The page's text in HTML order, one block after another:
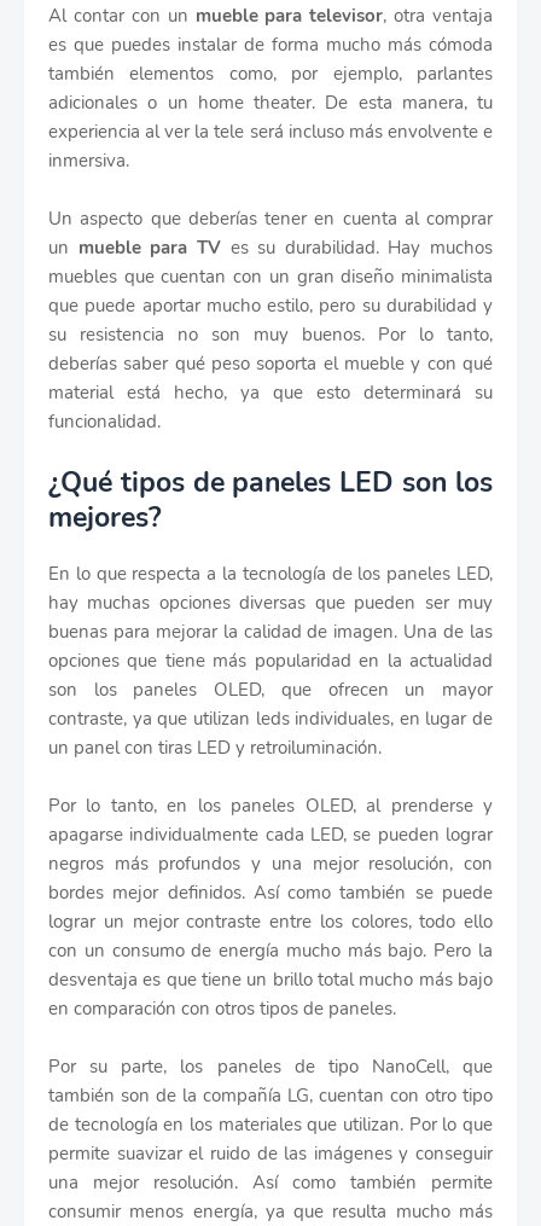
Al contar con un mueble para televisor, otra ventaja
es que puedes instalar de forma mucho más cómoda
también elementos como, por ejemplo, parlantes
adicionales o un home theater. De esta manera, tu
experiencia al ver la tele será incluso más envolvente e
inmersiva.
Un aspecto que deberías tener en cuenta al comprar
un mueble para TVes su durabilidad. Hay muchos
muebles que cuentan con un gran diseño minimalista
que puede aportar mucho estilo, pero su durabilidad y
su resistencia no son muy buenos. Por lo tanto,
deberías saber qué peso soporta el mueble y con qué
material está hecho, ya que esto determinará su
funcionalidad.
¿Qué tipos de paneles LED son los
mejores?
En lo que respecta a la tecnología de los paneles LED,
hay muchas opciones diversas que pueden ser muy
buenas para mejorar la calidad de imagen. Una de las
opciones que tiene más popularidad en la actualidad
son los paneles OLED, que ofrecen un mayor
contraste, ya que utilizan leds individuales, en lugar de
un panel con tiras LED y retroiluminación.
Por lo tanto, en los paneles OLED, al prenderse y
apagarse individualmente cada LED, se pueden lograr
negros más profundos y una mejor resolución, con
bordes mejor definidos. Así como también se puede
lograr un mejor contraste entre los colores, todo ello
con un consumo de energía mucho más bajo. Pero la
desventaja es que tiene un brillo total mucho más bajo
en comparación con otros tipos de paneles.
Por su parte, los paneles de tipo NanoCell, que
también son de la compañía LG, cuentan con otro tipo
de tecnología en los materiales que utilizan. Por lo que
permite suavizar el ruido de las imágenes y conseguir
una mejor resolución. Así como también permite
consumir menos energía, ya que resulta mucho más